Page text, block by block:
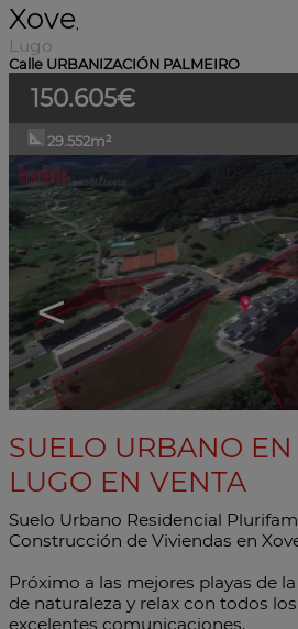
Xove,
Lugo
Calle URBANIZACIÓN PALMEIRO
150.605€
29.552m²
<
SUELO URBANO EN
LUGO EN VENTA
Suelo Urbano Residencial
Construcción de Viviendas en
Próximo a las mejores playas de
de naturaleza y relax con todos
excelentes comunicaciones.